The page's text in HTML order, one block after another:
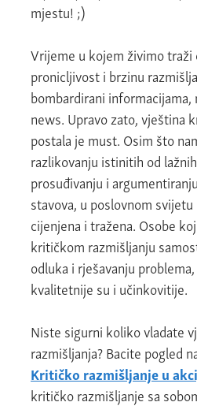
mjestu! ;)
Vrijeme u kojem živimo traži
pronicljivost i brzinu
bombardirani
news. Upravo zato, vještina
postala je must. Osim što
razlikovanju istinitih od
prosuđivanju i
stavova, u poslovnom
cijenjena i tražena. Osobe
kritičkom razmišljanju
odluka i rješavanju
kvalitetnije su i učinkovitije.
Niste sigurni koliko vladate
razmišljanja? Bacite pogled
Kritičko razmišljanje u
kritičko razmišljanje sa